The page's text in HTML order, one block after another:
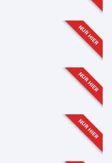
NUR HIER
NUR HIER
NUR HIER